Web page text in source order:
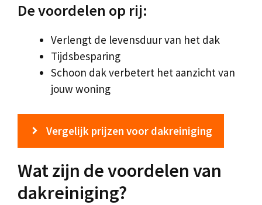
De voordelen op rij:
Verlengt de levensduur van het dak
Tijdsbesparing
Schoon dak verbetert het aanzicht van
jouw woning
Vergelijk prijzen voor dakreiniging
Wat zijn de voordelen van
dakreiniging?